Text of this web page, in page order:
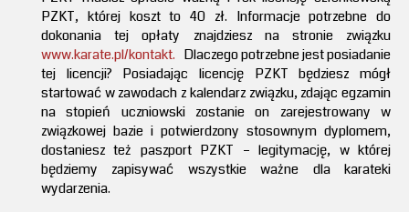
PZKT, której koszt to 40 zł. Informacje potrzebne do
dokonania tej opłaty znajdziesz na stronie związku
www.karate.pl/kontakt. Dlaczego potrzebne jest posiadanie
tej licencji? Posiadając licencję PZKT będziesz mógł
startować w zawodach z kalendarz związku, zdając egzamin
na stopień uczniowski zostanie on zarejestrowany w
związkowej bazie i potwierdzony stosownym dyplomem,
dostaniesz też paszport PZKT – legitymację, w której
będziemy zapisywać wszystkie ważne dla karateki
wydarzenia.